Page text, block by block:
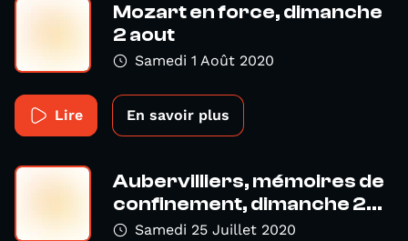
Mozart en force, dimanche
2 aout
Samedi 1 Août 2020
Lire En savoir plus
Aubervilliers, mémoires de
confinement, dimanche 2...
Samedi 25 Juillet 2020